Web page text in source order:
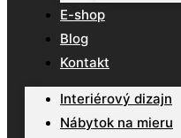
E-shop
Blog
Kontakt
Interiérový dizajn
Nábytok na mieru